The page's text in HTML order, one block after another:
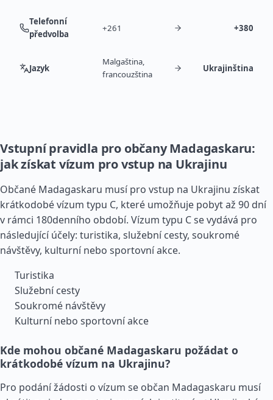
Telefonní
předvolba
+261 +380
Jazyk
Malgaština,
francouzština
Ukrajinština
Vstupní pravidla pro občany Madagaskaru:
jak získat vízum pro vstup na Ukrajinu
Občané Madagaskaru musí pro vstup na Ukrajinu získat
krátkodobé vízum typu C, které umožňuje pobyt až 90 dní
v rámci 180denního období. Vízum typu C se vydává pro
následující účely: turistika, služební cesty, soukromé
návštěvy, kulturní nebo sportovní akce.
Turistika
Služební cesty
Soukromé návštěvy
Kulturní nebo sportovní akce
Kde mohou občané Madagaskaru požádat o
krátkodobé vízum na Ukrajinu?
Pro podání žádosti o vízum se občan Madagaskaru musí